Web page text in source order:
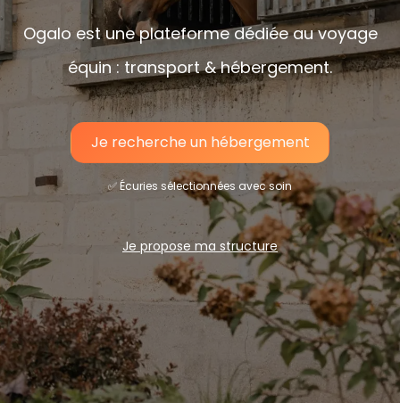
Ogalo est une plateforme dédiée au voyage
équin :transport&hébergement.
Je recherche un hébergement​​​​​​​​
✅ Écuries sélectionnées avec soin
Je propose ma structure